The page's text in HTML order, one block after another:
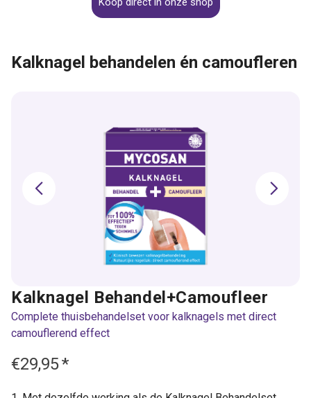
Kalknagel behandelen én camoufleren
Kalknagel Behandel+Camoufleer
Complete thuisbehandelset voor kalknagels met direct
camouflerend effect
€29,95*